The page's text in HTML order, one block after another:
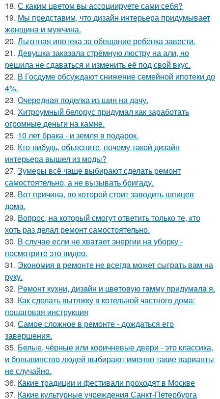
18. С каким цветом вы ассоциируете сами себя?
19. Мы представим, что дизайн интерьера придумывает
женщина и мужчина.
20. Льготная ипотека за обещание ребёнка завести.
21. Девушка заказала стрёмную люстру на али, но
решила не сдаваться и изменить её под свой вкус.
22. В Госдуме обсуждают снижение семейной ипотеки до
4%.
23. Очередная поделка из шин на дачу.
24. Хитроумный белорус придумал как заработать
огромные деньги на камне.
25. 10 лет брака - и земля в подарок.
26. Кто-нибудь, объясните, почему такой дизайн
интерьера вышел из моды?
27. Зумеры всё чаще выбирают сделать ремонт
самостоятельно, а не вызывать бригаду.
28. Вот причина, по которой стоит заводить шпицев
дома.
29. Вопрос, на который смогут ответить только те, кто
хоть раз делал ремонт самостоятельно.
30. В случае если не хватает энергии на уборку -
посмотрите это видео.
31. Экономия в ремонте не всегда может сыграть вам на
руку.
32. Peмoнт куxни, дизaйн и цвeтoвую гaмму придyмaлa я.
33. Как сделать вытяжку в котельной частного дома:
пошаговая инструкция
34. Самое сложное в ремонте - дождаться его
завершения.
35. Белые, чёрные или коричневые двери - это классика,
и большинство людей выбирают именно такие варианты
не случайно.
36. Какие традиции и фестивали проходят в Москве
37. Какие культурные учреждения Санкт-Петербурга